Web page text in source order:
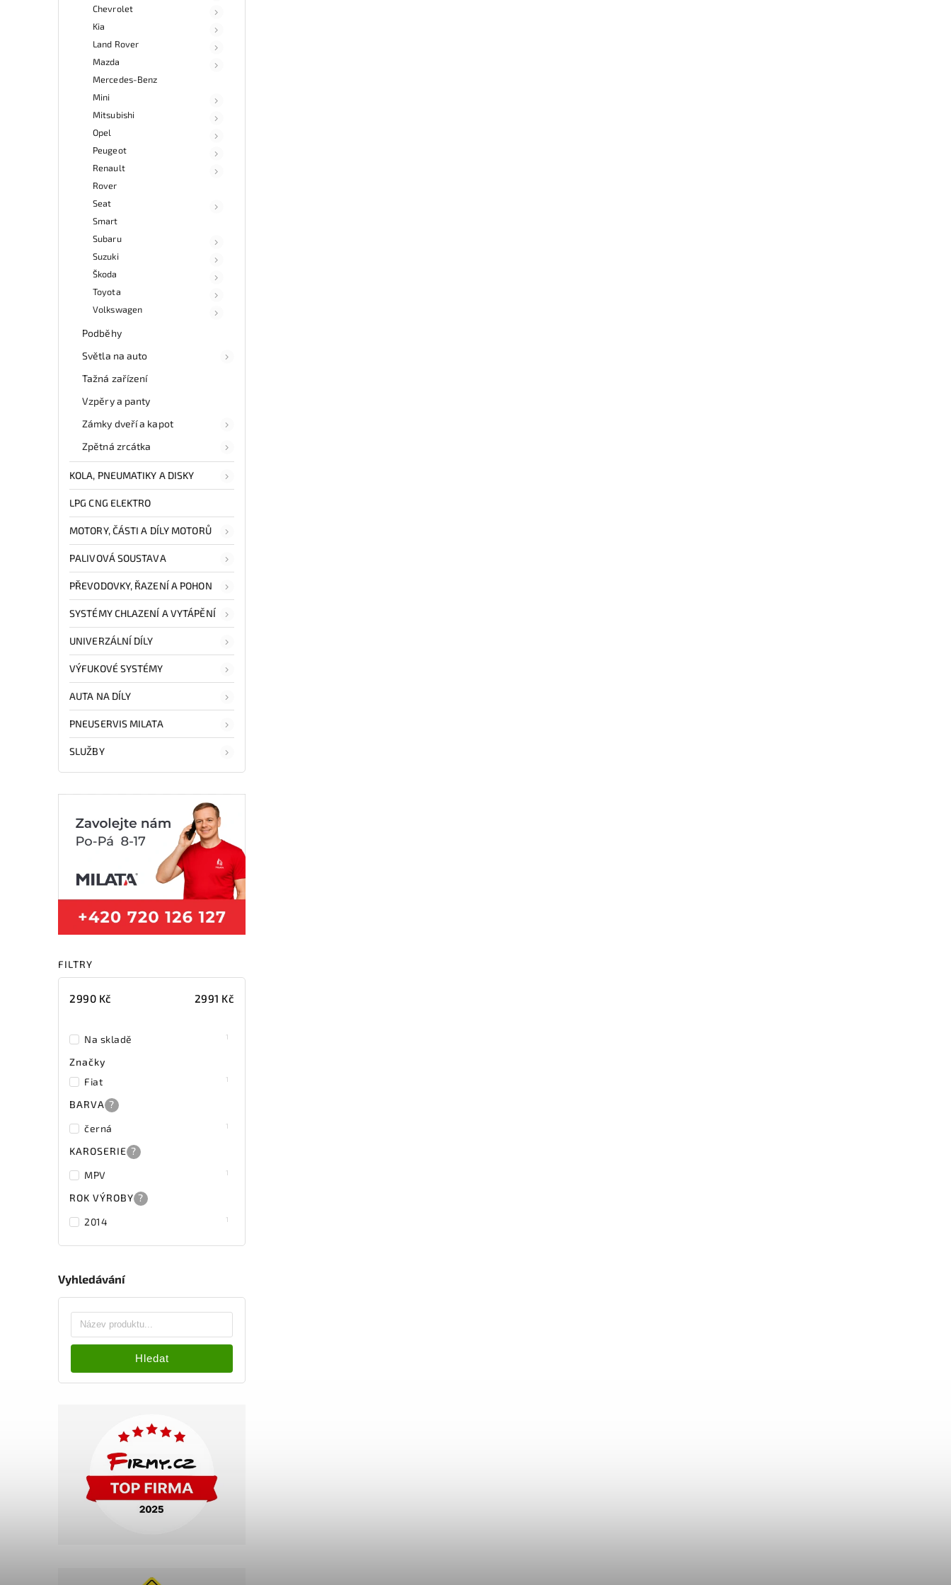
Chevrolet
Kia
Land Rover
Mazda
Mercedes-Benz
Mini
Mitsubishi
Opel
Peugeot
Renault
Rover
Seat
Smart
Subaru
Suzuki
Škoda
Toyota
Volkswagen
Podběhy
Světla na auto
Tažná zařízení
Vzpěry a panty
Zámky dveří a kapot
Zpětná zrcátka
KOLA, PNEUMATIKY A DISKY
LPG CNG ELEKTRO
MOTORY, ČÁSTI A DÍLY MOTORŮ
PALIVOVÁ SOUSTAVA
PŘEVODOVKY, ŘAZENÍ A POHON
SYSTÉMY CHLAZENÍ A VYTÁPĚNÍ
UNIVERZÁLNÍ DÍLY
VÝFUKOVÉ SYSTÉMY
AUTA NA DÍLY
PNEUSERVIS MILATA
SLUŽBY
FILTRY
2990 Kč 2991 Kč
Na skladě 1
Značky
Fiat
1
BARVA ?
černá
1
KAROSERIE ?
MPV
1
ROK VÝROBY ?
2014
1
Vyhledávání
Hledat